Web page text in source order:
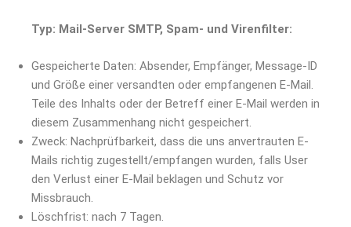
Typ: Mail-Server SMTP, Spam- und Virenfilter:
Gespeicherte Daten: Absender, Empfänger, Message-ID
und Größe einer versandten oder empfangenen E-Mail.
Teile des Inhalts oder der Betreff einer E-Mail werden in
diesem Zusammenhang nicht gespeichert.
Zweck: Nachprüfbarkeit, dass die uns anvertrauten E-
Mails richtig zugestellt/empfangen wurden, falls User
den Verlust einer E-Mail beklagen und Schutz vor
Missbrauch.
Löschfrist: nach 7 Tagen.